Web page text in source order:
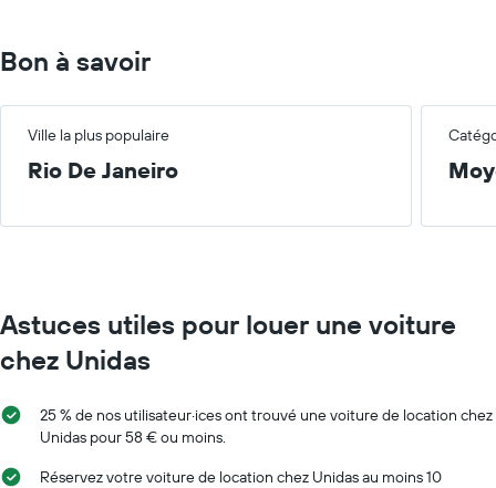
Bon à savoir
Ville la plus populaire
Rio De Janeiro
Astuces utiles pour louer une voiture
chez Unidas
25 % de nos utilisateur·ices ont trouvé une voiture de location chez
Unidas pour 58 € ou moins.
Réservez votre voiture de location chez Unidas au moins 10